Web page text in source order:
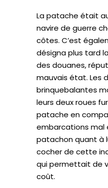
La patache était
navire de guerre
côtes. C’est
désigna plus tard
des douanes,
mauvais état. Les
brinquebalantes
leurs deux roues
patache en
embarcations mal
patachon quant à
cocher de cette
qui permettait de
coût.